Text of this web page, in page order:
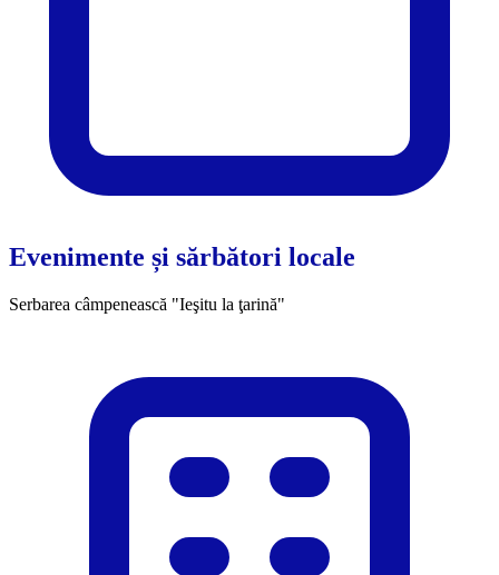
Evenimente și sărbători locale
Serbarea câmpenească "Ieşitu la ţarină"